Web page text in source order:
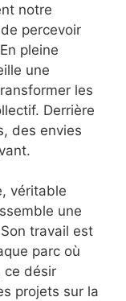
notre
percevoir
pleine
une
les
Derrière
des envies
véritable
une
travail est
parc où
ce désir
projets sur la